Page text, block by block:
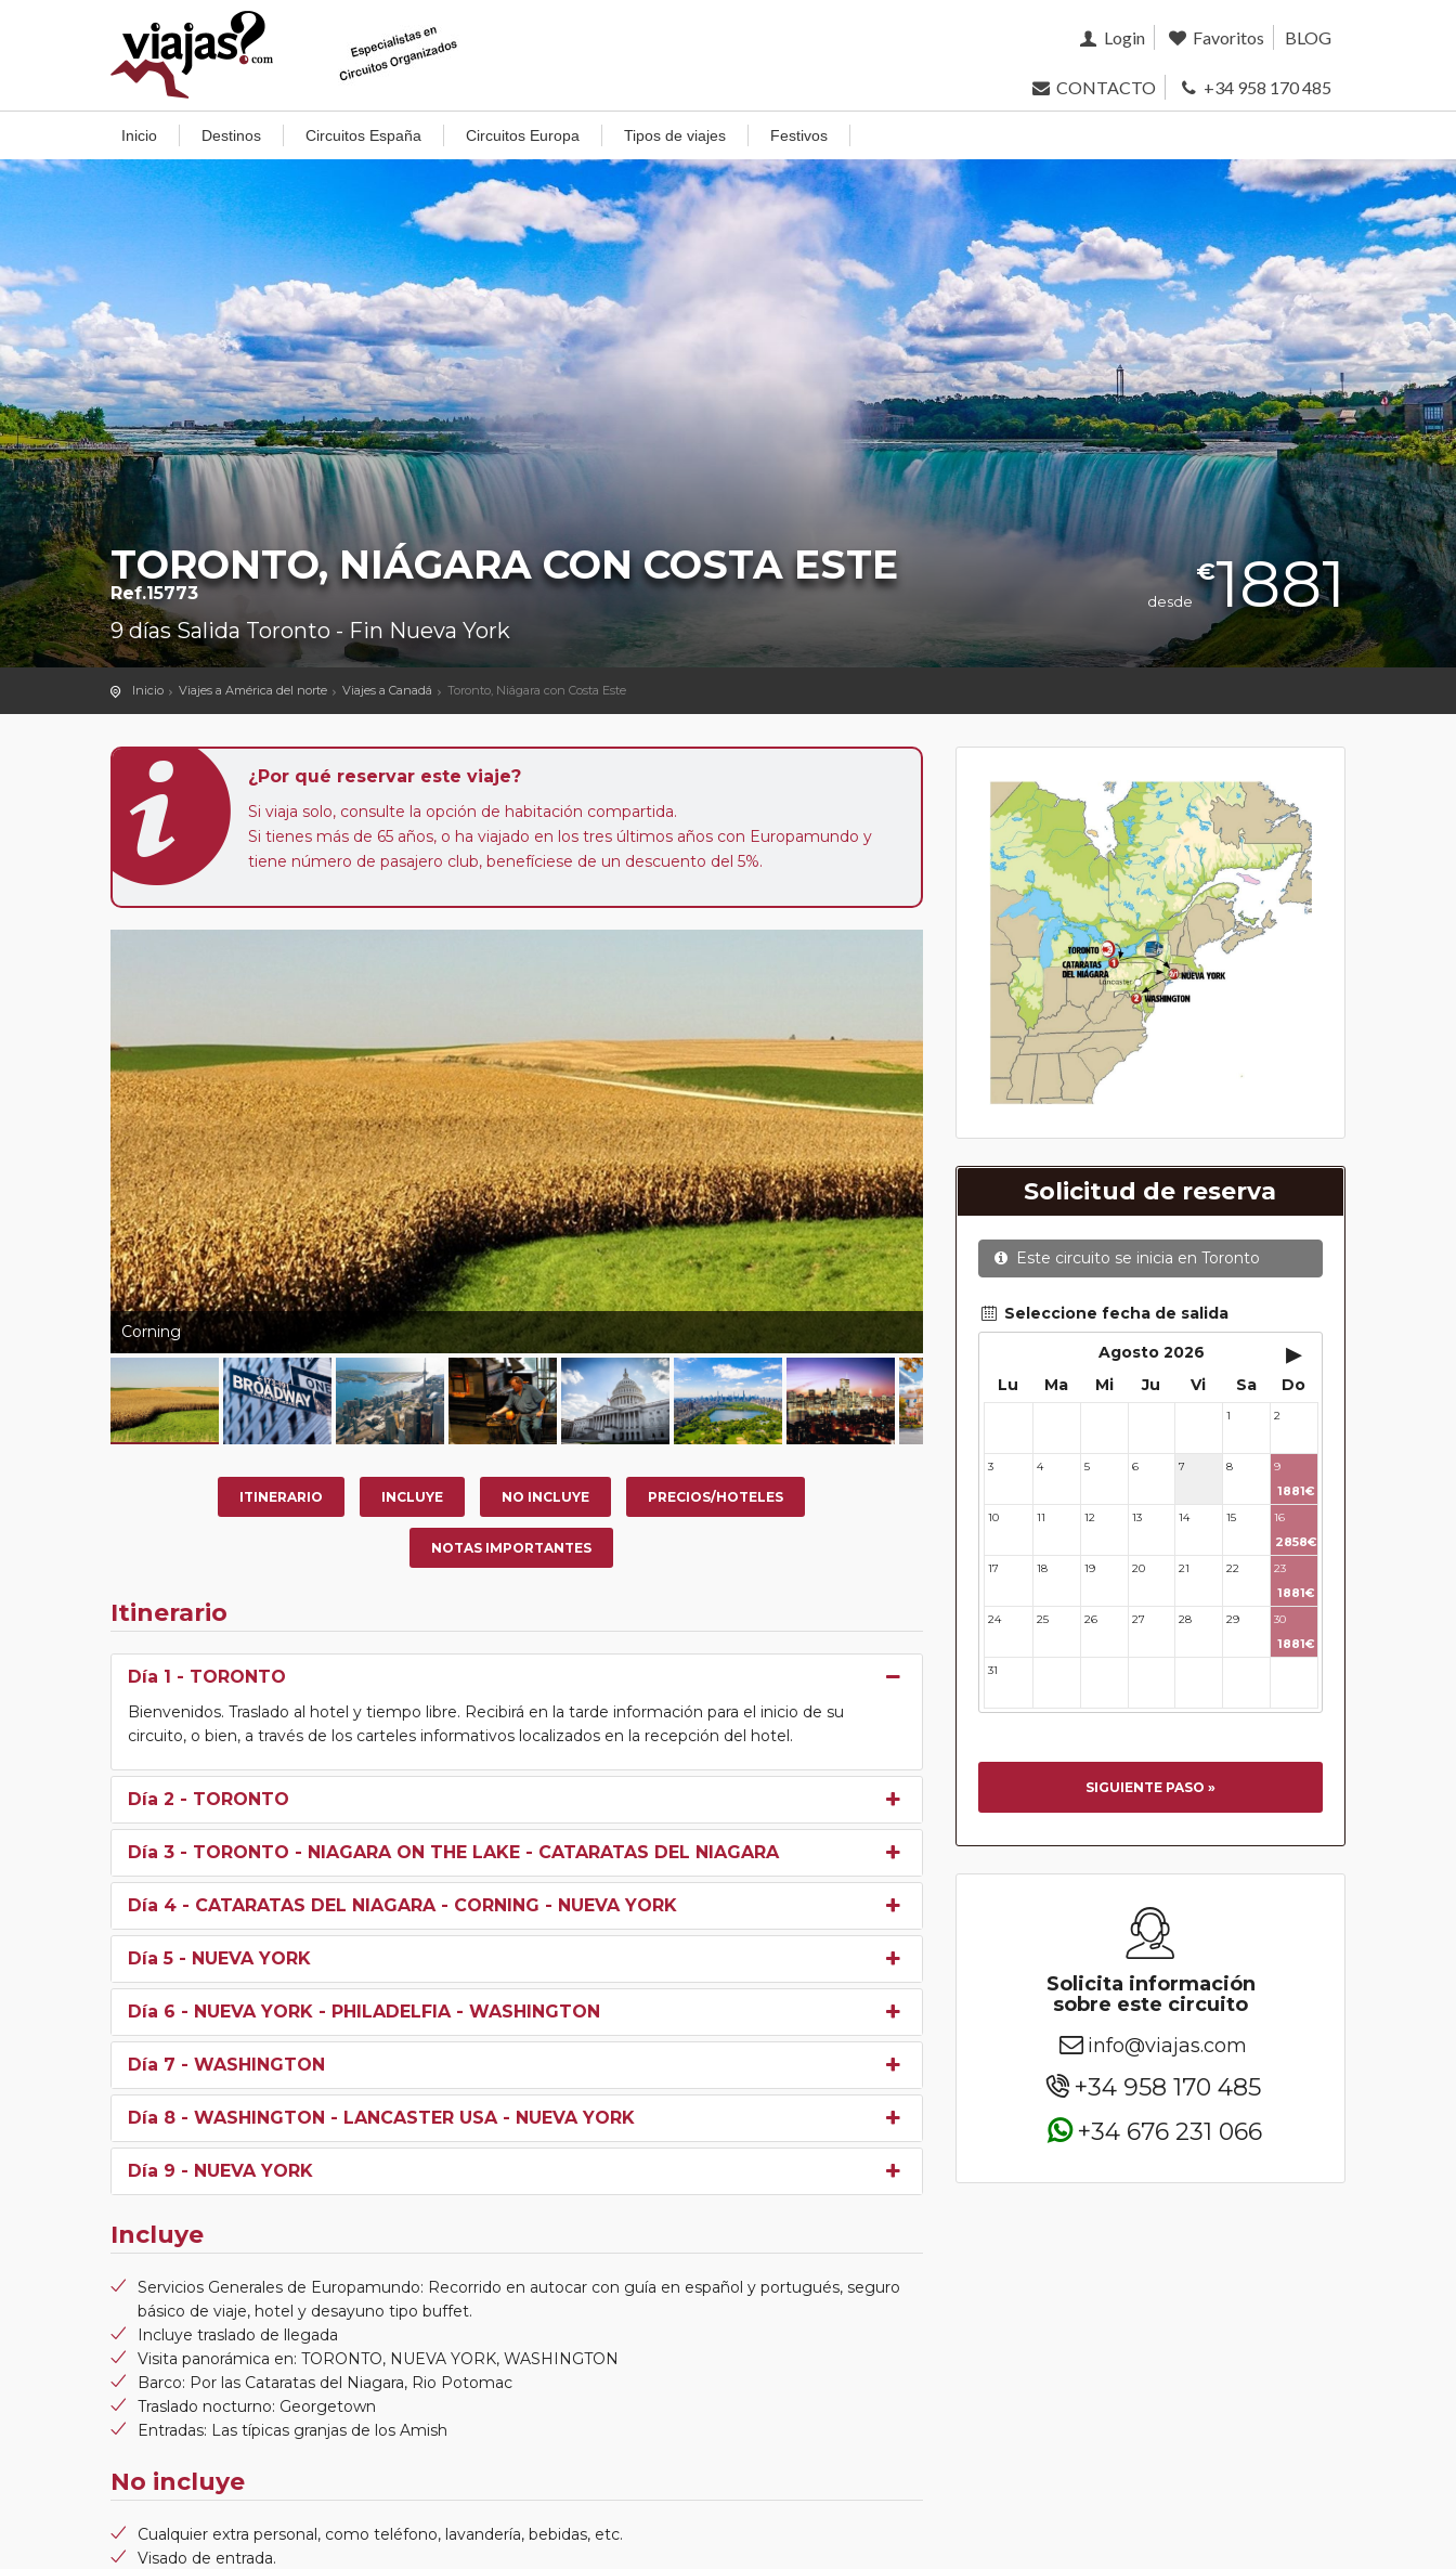
Login Favoritos BLOG
CONTACTO +34 958 170 485
Inicio Destinos Circuitos España Circuitos Europa Tipos de viajes Festivos
TORONTO, NIÁGARA CON COSTA ESTE
Ref.15773
9 días Salida Toronto - Fin Nueva York
desde
€1881
Inicio Viajes a América del norte Viajes a Canadá Toronto, Niágara con Costa Este
¿Por qué reservar este viaje?
Si viaja solo, consulte la opción de habitación compartida.
Si tienes más de 65 años, o ha viajado en los tres últimos años con Europamundo y
tiene número de pasajero club, benefíciese de un descuento del 5%.
Corning
ITINERARIO INCLUYE NO INCLUYE PRECIOS/HOTELES
NOTAS IMPORTANTES
Itinerario
Día 1 - TORONTO
Bienvenidos. Traslado al hotel y tiempo libre. Recibirá en la tarde información para el inicio de su
circuito, o bien, a través de los carteles informativos localizados en la recepción del hotel.
Día 2 - TORONTO
Día 3 - TORONTO - NIAGARA ON THE LAKE - CATARATAS DEL NIAGARA
Día 4 - CATARATAS DEL NIAGARA - CORNING - NUEVA YORK
Día 5 - NUEVA YORK
Día 6 - NUEVA YORK - PHILADELFIA - WASHINGTON
Día 7 - WASHINGTON
Día 8 - WASHINGTON - LANCASTER USA - NUEVA YORK
Día 9 - NUEVA YORK
Incluye
Servicios Generales de Europamundo: Recorrido en autocar con guía en español y portugués, seguro
básico de viaje, hotel y desayuno tipo buffet.
Incluye traslado de llegada
Visita panorámica en: TORONTO, NUEVA YORK, WASHINGTON
Barco: Por las Cataratas del Niagara, Rio Potomac
Traslado nocturno: Georgetown
Entradas: Las típicas granjas de los Amish
No incluye
Cualquier extra personal, como teléfono, lavandería, bebidas, etc.
Visado de entrada.
Solicitud de reserva
Este circuito se inicia en Toronto
Seleccione fecha de salida
Agosto 2026
▸
Lu Ma Mi Ju Vi Sa Do
1 2
3 4 5 6 7 8 9
1881€
10 11 12 13 14 15 16
2858€
17 18 19 20 21 22 23
1881€
24 25 26 27 28 29 30
1881€
31
SIGUIENTE PASO »
Solicita información
sobre este circuito
info@viajas.com
+34 958 170 485
+34 676 231 066